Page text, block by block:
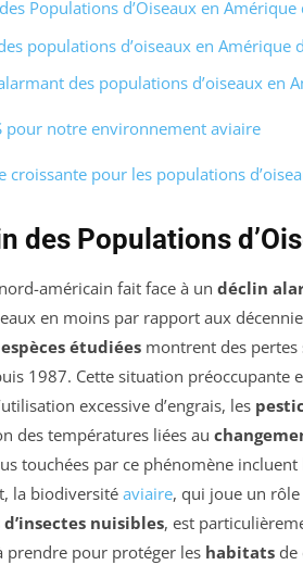
Populations d’Oiseaux en
populations d’oiseaux en Amérique
des populations d’oiseaux en
pour notre environnement aviaire
croissante pour les populations
des Populations
américain fait face à un déclin
en moins par rapport aux
espèces étudiées montrent des pertes
1987. Cette situation préoccupante
excessive d’engrais, les
des températures liées au
touchées par ce phénomène
la biodiversité aviaire, qui joue un
nuisibles, est
prendre pour protéger les habitats de